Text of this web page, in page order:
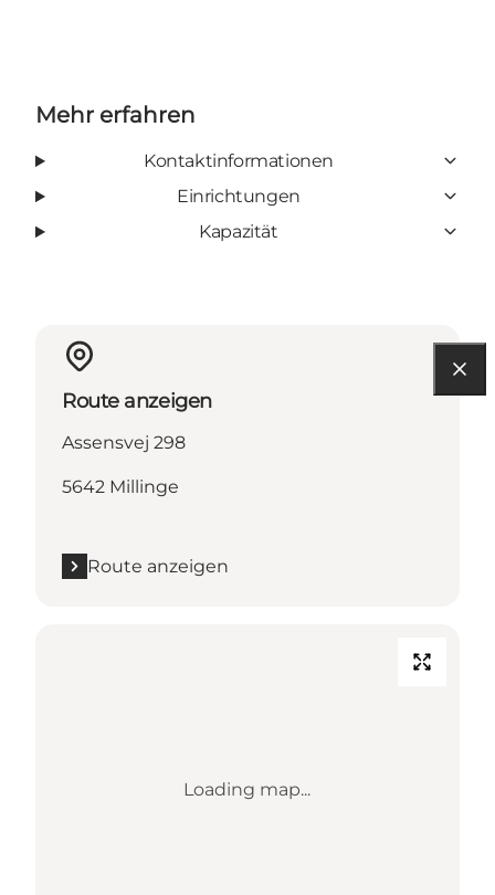
Mehr erfahren
Kontaktinformationen
Einrichtungen
Kapazität
Route anzeigen
Assensvej 298
5642 Millinge
Route anzeigen
Loading map...